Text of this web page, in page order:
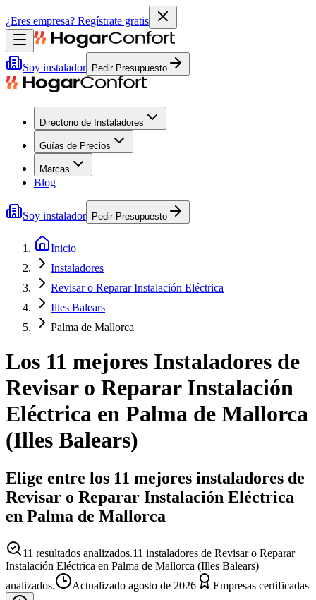
¿Eres empresa? Regístrate gratis
Soy instalador Pedir Presupuesto
Directorio de Instaladores
Guías de Precios
Marcas
Blog
Soy instalador Pedir Presupuesto
Inicio
Instaladores
Revisar o Reparar Instalación Eléctrica
Illes Balears
Palma de Mallorca
Los 11 mejores Instaladores de
Revisar o Reparar Instalación
Eléctrica en Palma de Mallorca
(Illes Balears)
Elige entre los 11 mejores instaladores de
Revisar o Reparar Instalación Eléctrica
en Palma de Mallorca
11 resultados analizados.11 instaladores de Revisar o Reparar
Instalación Eléctrica en Palma de Mallorca (Illes Balears)
analizados.
Actualizado agosto de 2026
Empresas certificadas